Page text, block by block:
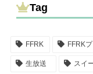
Tag
FFRK FFRK
生放送 スイ